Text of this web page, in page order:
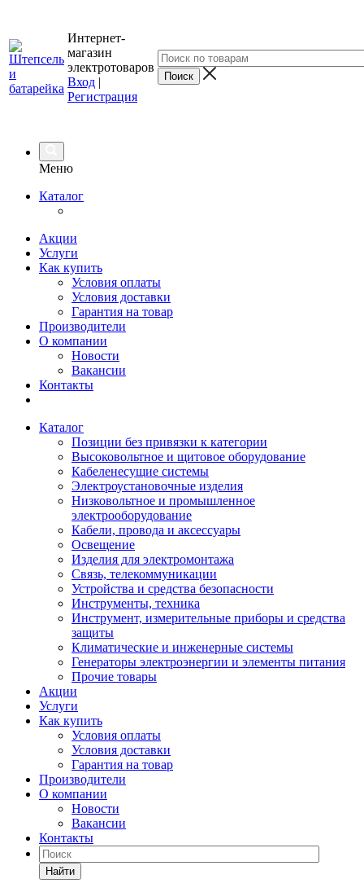
Интернет-
магазин
электротоваров
Вход |
Регистрация
Меню
Каталог
Акции
Услуги
Как купить
Условия оплаты
Условия доставки
Гарантия на товар
Производители
О компании
Новости
Вакансии
Контакты
Каталог
Позиции без привязки к категории
Высоковольтное и щитовое оборудование
Кабеленесущие системы
Электроустановочные изделия
Низковольтное и промышленное
электрооборудование
Кабели, провода и аксессуары
Освещение
Изделия для электромонтажа
Связь, телекоммуникации
Устройства и средства безопасности
Инструменты, техника
Инструмент, измерительные приборы и средства
защиты
Климатические и инженерные системы
Генераторы электроэнергии и элементы питания
Прочие товары
Акции
Услуги
Как купить
Условия оплаты
Условия доставки
Гарантия на товар
Производители
О компании
Новости
Вакансии
Контакты
Найти